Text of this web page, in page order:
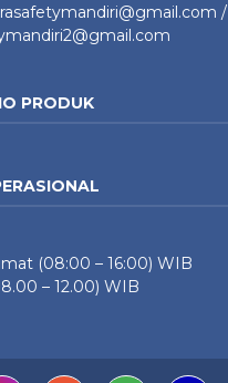
/
PRODUK
(08:00 – 16:00) WIB
– 12.00) WIB